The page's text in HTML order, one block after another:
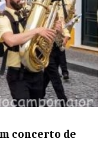
concerto de